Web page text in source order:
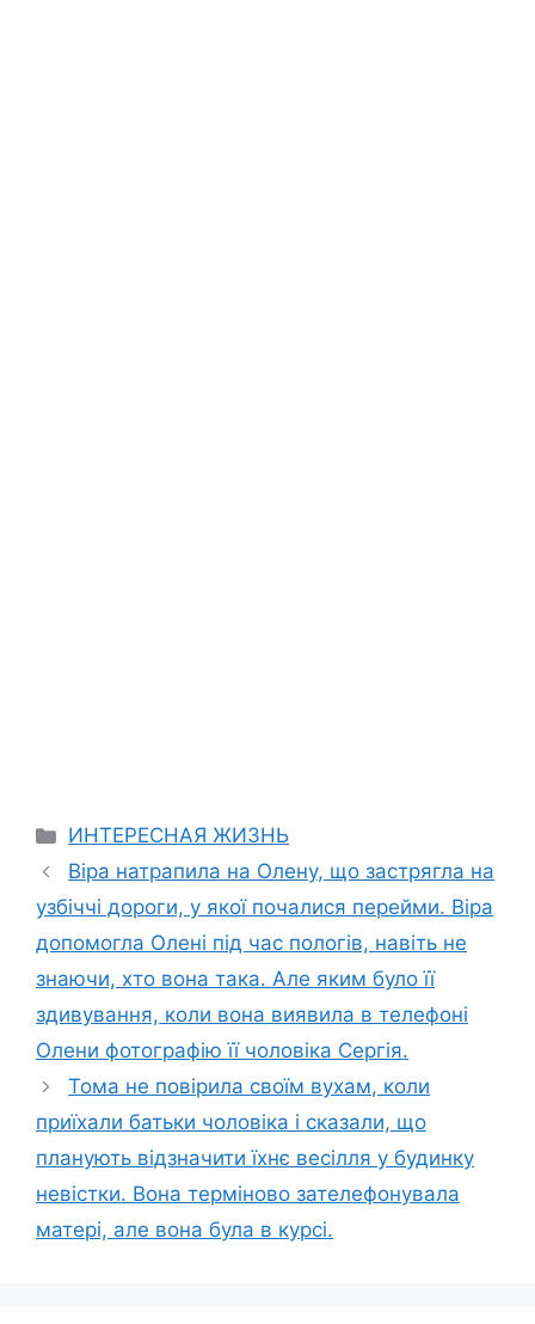
Categories
ИНТЕРЕСНАЯ ЖИЗНЬ
Віра натрапила на Олену, що застрягла на
узбіччі дороги, у якої почалися перейми. Віра
допомогла Олені під час пологів, навіть не
знаючи, хто вона така. Але яким було її
здивування, коли вона виявила в телефоні
Олени фотографію її чоловіка Сергія.
Тома не повірила своїм вухам, коли
приїхали батьки чоловіка і сказали, що
планують відзначити їхнє весілля у будинку
невістки. Вона теpміново зателефонувала
матері, але вона була в курсі.